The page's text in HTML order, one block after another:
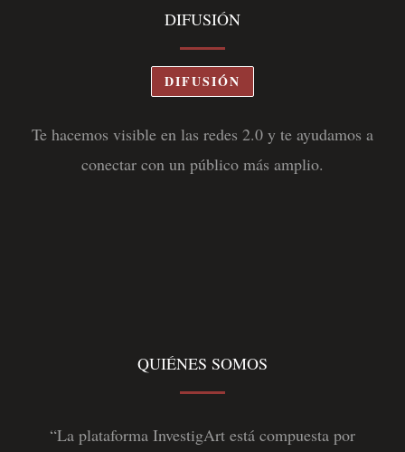
DIFUSIÓN
DIFUSIÓN
Te hacemos visible en las redes 2.0 y te ayudamos a
conectar con un público más amplio.
QUIÉNES SOMOS
“La plataforma InvestigArt está compuesta por